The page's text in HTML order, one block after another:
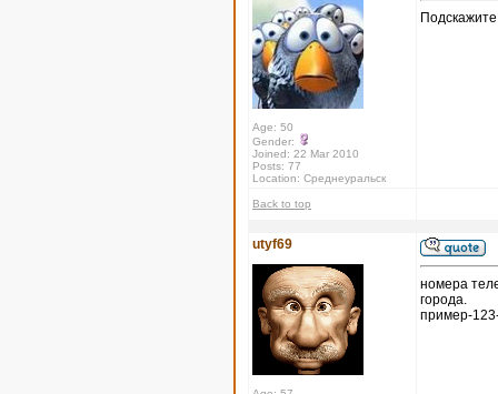
Age: 50
Gender:
Joined: 22 Mar 2010
Posts: 77
Location: Среднеуральск
Back to top
utyf69
номера
города.
пример-